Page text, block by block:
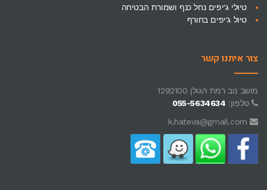
טיולי ג'יפים נחל כנף ושמורת הבטיחה
טיול ג'יפים בחורף
צור איתנו קשר
מושב נוב רמת הגולן 1292100
טלפון: 055-5634634
k.hateva@gmail.com